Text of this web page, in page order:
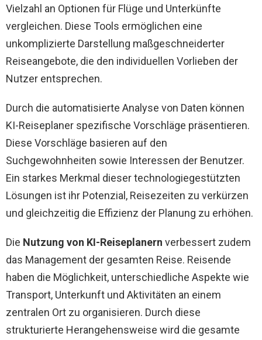
Vielzahl an Optionen für Flüge und Unterkünfte
vergleichen. Diese Tools ermöglichen eine
unkomplizierte Darstellung maßgeschneiderter
Reiseangebote, die den individuellen Vorlieben der
Nutzer entsprechen.
Durch die automatisierte Analyse von Daten können
KI-Reiseplaner spezifische Vorschläge präsentieren.
Diese Vorschläge basieren auf den
Suchgewohnheiten sowie Interessen der Benutzer.
Ein starkes Merkmal dieser technologiegestützten
Lösungen ist ihr Potenzial, Reisezeiten zu verkürzen
und gleichzeitig die Effizienz der Planung zu erhöhen.
Die Nutzung von KI-Reiseplanern verbessert zudem
das Management der gesamten Reise. Reisende
haben die Möglichkeit, unterschiedliche Aspekte wie
Transport, Unterkunft und Aktivitäten an einem
zentralen Ort zu organisieren. Durch diese
strukturierte Herangehensweise wird die gesamte